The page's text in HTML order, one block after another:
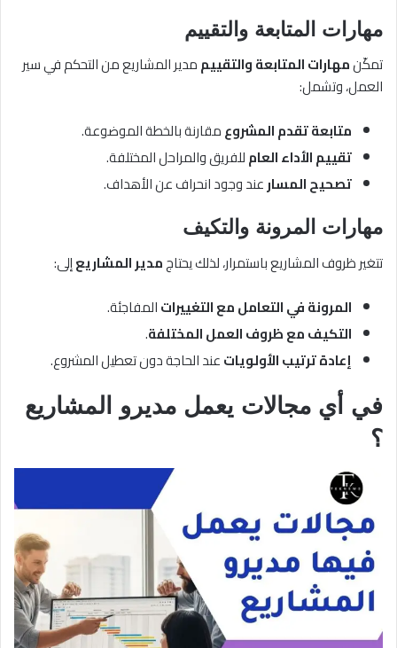
مهارات المتابعة والتقييم
تمكّنمهارات المتابعة والتقييممدير المشاريع من التحكم في سير
العمل، وتشمل:
متابعة تقدم المشروعمقارنة بالخطة الموضوعة.
تقييم الأداء العامللفريق والمراحل المختلفة.
تصحيح المسارعند وجود انحراف عن الأهداف.
مهارات المرونة والتكيف
تتغير ظروف المشاريع باستمرار، لذلك يحتاجمدير المشاريعإلى:
المرونة في التعامل مع التغييراتالمفاجئة.
التكيف مع ظروف العمل المختلفة.
إعادة ترتيب الأولوياتعند الحاجة دون تعطيل المشروع.
في أي مجالات يعمل مديرو المشاريع
؟